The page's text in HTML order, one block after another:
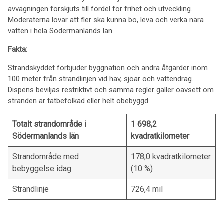
avvägningen förskjuts till fördel för frihet och utveckling.
Moderaterna lovar att fler ska kunna bo, leva och verka nära
vatten i hela Södermanlands län.
Fakta:
Strandskyddet förbjuder byggnation och andra åtgärder inom
100 meter från strandlinjen vid hav, sjöar och vattendrag.
Dispens beviljas restriktivt och samma regler gäller oavsett om
stranden är tätbefolkad eller helt obebyggd.
Totalt strandområde i
Södermanlands län
1 698,2
kvadratkilometer
Strandområde med
bebyggelse idag
178,0 kvadratkilometer
(10 %)
Strandlinje 726,4 mil